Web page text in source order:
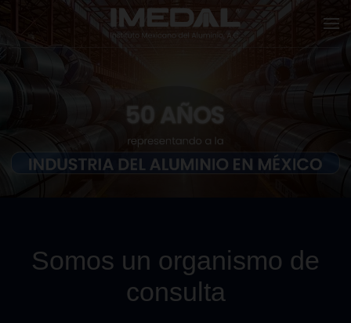
Skip to main content
Somos un organismo de
consulta